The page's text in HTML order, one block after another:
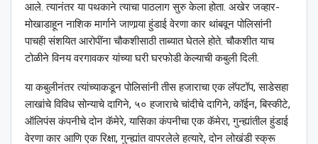
आले. त्यानंतर या पथकाने त्याचा पाठलाग सुरु केला होता. अखेर जव्हार-
मोखाडाहून नाशिक मार्गाने जाणार्‍या हुंडाई वेरणा कार थांबवून पोलिसांनी
पाचही संशयित आरोपींना चौकशीसाठी ताब्यात घेतले होते. चौकशीत याच
टोळीने विनय वरगावकर यांच्या घरी घरफोडी केल्याची कबुली दिली.
या कबुलीनंतर त्यांच्याकडून पोलिसांनी तीस हजाराचा एक लॅपटॉप, साडेसहा
लाखांचे विविध सोन्याचे दागिने, ५० हजाराचे चांदीचे दागिने, कॉईन, बिस्कीटे,
ऑलिपंस कंपनीचे दोन कॅमेरे, यासिका कंपनीचा एक कॅमेरा, गुन्ह्यांतील हुंडाई
वेरणा कार आणि एक रिक्षा, गुन्ह्यांत वापरलेले हत्यारे, दोन लोखंडी स्क्रू